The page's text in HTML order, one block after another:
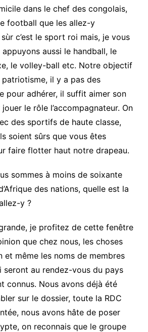
dans le chef des congolais,
football que les allez-y
c’est le sport roi mais, je vous
aussi le handball, le
le volley-ball etc. Notre objectif
il y a pas des
pour adhérer, il suffit aimer son
le rôle l’accompagnateur. On
des sportifs de haute classe,
soient sûrs que vous êtes
faire flotter haut notre drapeau.
sommes à moins de soixante
des nations, quelle est la
y ?
je profitez de cette fenêtre
que chez nous, les choses
et même les noms de membres
seront au rendez-vous du pays
connus. Nous avons déjà été
sur le dossier, toute la RDC
nous avons hâte de poser
on reconnais que le groupe